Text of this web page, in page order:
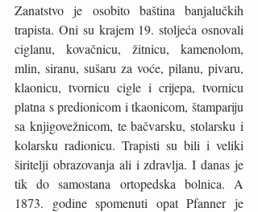
Zanatstvo je osobito baština banjalučkih
trapista. Oni su krajem 19. stoljeća osnovali
ciglanu, kovačnicu, žitnicu, kamenolom,
mlin, siranu, sušaru za voće, pilanu, pivaru,
klaonicu, tvornicu cigle i crijepa, tvornicu
platna s predionicom i tkaonicom, štampariju
sa knjigovežnicom, te bačvarsku, stolarsku i
kolarsku radionicu. Trapisti su bili i veliki
širitelji obrazovanja ali i zdravlja. I danas je
tik do samostana ortopedska bolnica. A
1873. godine spomenuti opat Pfanner je